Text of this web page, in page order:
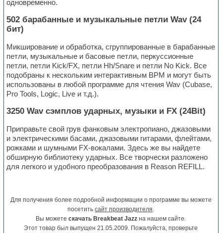
одновременно.
502 барабанные и музыкальные петли Wav (24
бит)
Микширование и обработка, сгруппированные в барабанные
петли, музыкальные и басовые петли, перкуссионные
петли, петли Kick/FX, петли Hh/Snare и петли No Kick. Все
подобраны к нескольким интерактивным BPM и могут быть
использованы в любой программе для чтения Wav (Cubase,
Pro Tools, Logic, Live и т.д.).
3250 Wav сэмплов ударных, музыки и FX (24Bit)
Приправьте свой грув фанковым электропиано, джазовыми
и электрическими басами, джазовыми гитарами, флейтами,
рожками и шумными FX-вокалами. Здесь же вы найдете
обширную библиотеку ударных. Все творчески разложено
для легкого и удобного преобразования в Reason REFILL.
Для получения более подробной информации о программе вы можете
посетитьсайт производителя
Вы можетескачать Breakbeat Jazz на нашем сайте.
Этот товар был выпущен 21.05.2009. Пожалуйста, проверьте